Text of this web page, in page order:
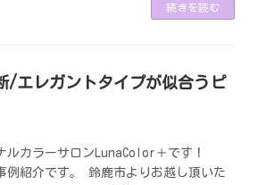
続きを読む
/エレガントタイプが似合うピ
ルカラーサロンLunaColor＋です！
例紹介です。 鈴鹿市よりお越し頂いた